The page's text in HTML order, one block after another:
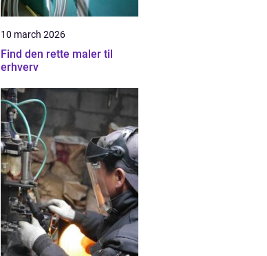
10 march 2026
Find den rette maler til
erhverv